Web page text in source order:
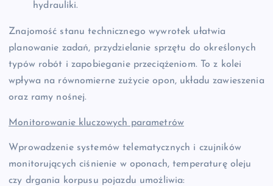
hydrauliki.
Znajomość stanu technicznego wywrotek ułatwia
planowanie zadań, przydzielanie sprzętu do określonych
typów robót i zapobieganie przeciążeniom. To z kolei
wpływa na równomierne zużycie opon, układu zawieszenia
oraz ramy nośnej.
Monitorowanie kluczowych parametrów
Wprowadzenie systemów telematycznych i czujników
monitorujących ciśnienie w oponach, temperaturę oleju
czy drgania korpusu pojazdu umożliwia: